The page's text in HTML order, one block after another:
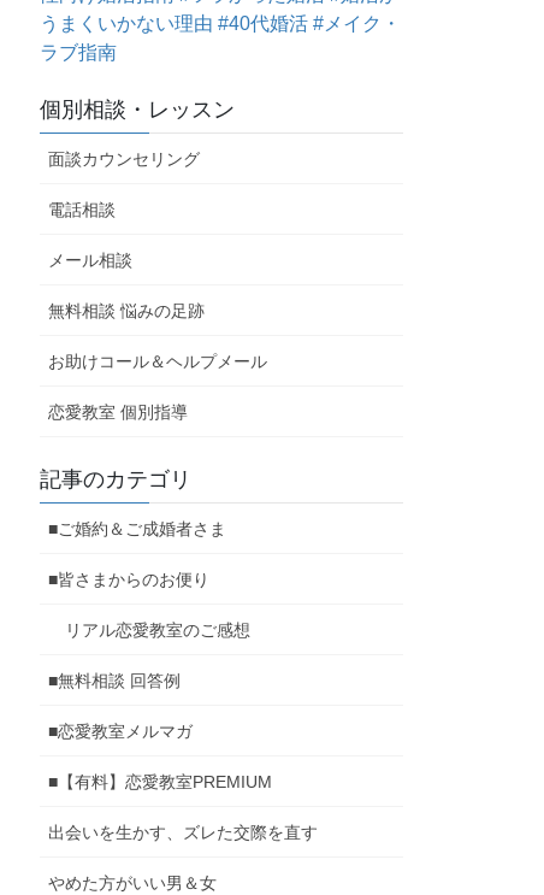
うまくいかない理由 #40代婚活 #メイク・
ラブ指南
個別相談・レッスン
面談カウンセリング
電話相談
メール相談
無料相談 悩みの足跡
お助けコール＆ヘルプメール
恋愛教室 個別指導
記事のカテゴリ
■ご婚約＆ご成婚者さま
■皆さまからのお便り
リアル恋愛教室のご感想
■無料相談 回答例
■恋愛教室メルマガ
■【有料】恋愛教室PREMIUM
出会いを生かす、ズレた交際を直す
やめた方がいい男＆女